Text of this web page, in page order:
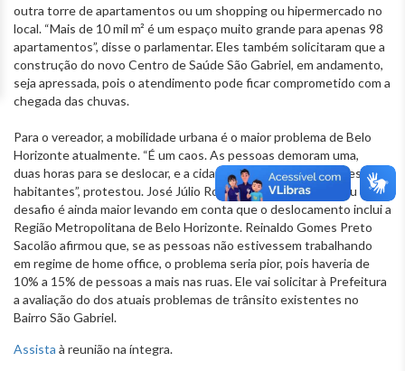
outra torre de apartamentos ou um shopping ou hipermercado no
local. “Mais de 10 mil m² é um espaço muito grande para apenas 98
apartamentos”, disse o parlamentar. Eles também solicitaram que a
construção do novo Centro de Saúde São Gabriel, em andamento,
seja apressada, pois o atendimento pode ficar comprometido com a
chegada das chuvas.
Para o vereador, a mobilidade urbana é o maior problema de Belo
Horizonte atualmente. “É um caos. As pessoas demoram uma,
duas horas para se deslocar, e a cidade não tem nem 3 milhões de
habitantes”, protestou. José Júlio Rodrigues Vieira comentou que o
desafio é ainda maior levando em conta que o deslocamento inclui a
Região Metropolitana de Belo Horizonte. Reinaldo Gomes Preto
Sacolão afirmou que, se as pessoas não estivessem trabalhando
em regime de home office, o problema seria pior, pois haveria de
10% a 15% de pessoas a mais nas ruas. Ele vai solicitar à Prefeitura
a avaliação do dos atuais problemas de trânsito existentes no
Bairro São Gabriel.
Assista à reunião na íntegra.